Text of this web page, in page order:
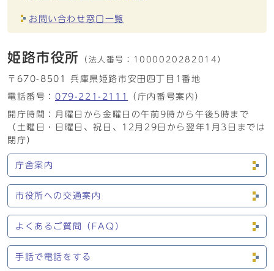
お問い合わせ窓口一覧
姫路市役所 （法人番号： 1000020282014）
〒670-8501 兵庫県姫路市安田四丁目1番地
電話番号： 079-221-2111
（庁内番号案内）
開庁時間：月曜日から金曜日の午前9時から午後5時まで
（土曜日・日曜日、祝日、12月29日から翌年1月3日までは
閉庁）
庁舎案内
市役所への交通案内
よくあるご質問（FAQ）
手話で電話をする